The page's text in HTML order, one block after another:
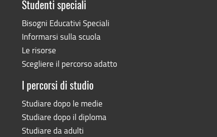
Studenti speciali
Bisogni Educativi Speciali
Informarsi sulla scuola
Le risorse
Scegliere il percorso adatto
I percorsi di studio
Studiare dopo le medie
Studiare dopo il diploma
Studiare da adulti